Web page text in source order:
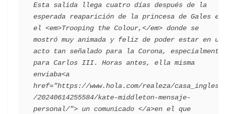
Esta salida llega cuatro días después de la
esperada reaparición de la princesa de Gales en
el <em>Trooping the Colour,</em> donde se
mostró muy animada y feliz de poder estar en un
acto tan señalado para la Corona, especialmente
para Carlos III. Horas antes, ella misma
enviaba<a
href="https://www.hola.com/realeza/casa_inglesa
/20240614255584/kate-middleton-mensaje-
personal/"> un comunicado </a>en el que